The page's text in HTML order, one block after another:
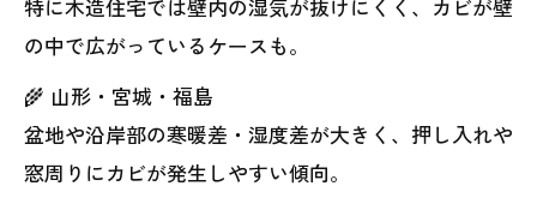
特に木造住宅では壁内の湿気が抜けにくく、カビが壁
の中で広がっているケースも。
🌾 山形・宮城・福島
盆地や沿岸部の寒暖差・湿度差が大きく、押し入れや
窓周りにカビが発生しやすい傾向。